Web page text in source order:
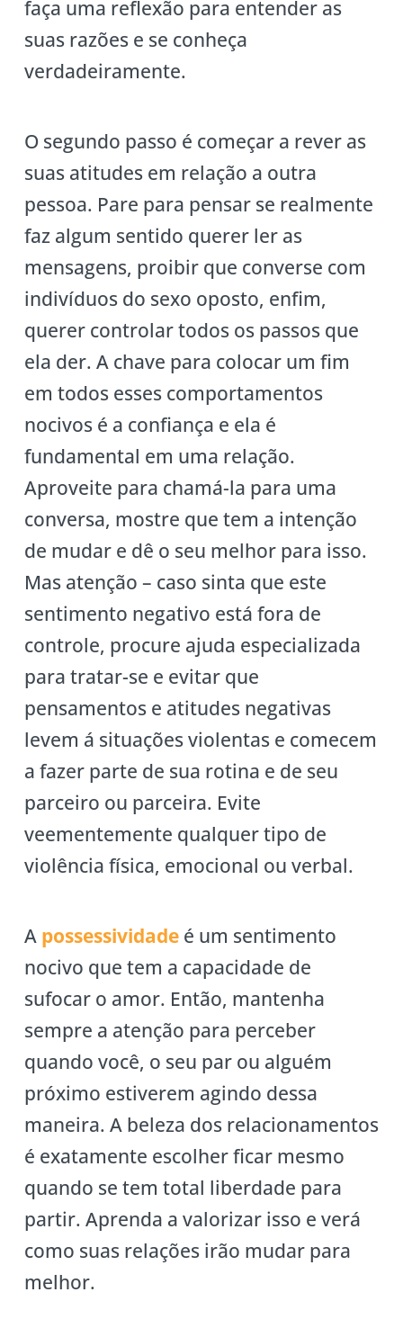
faça uma reflexão para entender as
suas razões e se conheça
verdadeiramente.
O segundo passo é começar a rever as
suas atitudes em relação a outra
pessoa. Pare para pensar se realmente
faz algum sentido querer ler as
mensagens, proibir que converse com
indivíduos do sexo oposto, enfim,
querer controlar todos os passos que
ela der. A chave para colocar um fim
em todos esses comportamentos
nocivos é a confiança e ela é
fundamental em uma relação.
Aproveite para chamá-la para uma
conversa, mostre que tem a intenção
de mudar e dê o seu melhor para isso.
Mas atenção – caso sinta que este
sentimento negativo está fora de
controle, procure ajuda especializada
para tratar-se e evitar que
pensamentos e atitudes negativas
levem á situações violentas e comecem
a fazer parte de sua rotina e de seu
parceiro ou parceira. Evite
veementemente qualquer tipo de
violência física, emocional ou verbal.
Apossessividadeé um sentimento
nocivo que tem a capacidade de
sufocar o amor. Então, mantenha
sempre a atenção para perceber
quando você, o seu par ou alguém
próximo estiverem agindo dessa
maneira. A beleza dos relacionamentos
é exatamente escolher ficar mesmo
quando se tem total liberdade para
partir. Aprenda a valorizar isso e verá
como suas relações irão mudar para
melhor.